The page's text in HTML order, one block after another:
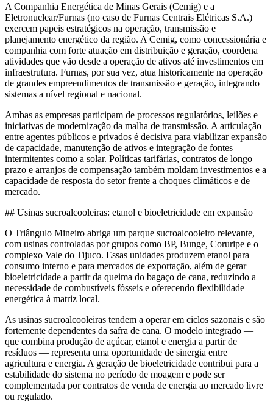
A Companhia Energética de Minas Gerais (Cemig) e a
Eletronuclear/Furnas (no caso de Furnas Centrais Elétricas S.A.)
exercem papeis estratégicos na operação, transmissão e
planejamento energético da região. A Cemig, como concessionária e
companhia com forte atuação em distribuição e geração, coordena
atividades que vão desde a operação de ativos até investimentos em
infraestrutura. Furnas, por sua vez, atua historicamente na operação
de grandes empreendimentos de transmissão e geração, integrando
sistemas a nível regional e nacional.
Ambas as empresas participam de processos regulatórios, leilões e
iniciativas de modernização da malha de transmissão. A articulação
entre agentes públicos e privados é decisiva para viabilizar expansão
de capacidade, manutenção de ativos e integração de fontes
intermitentes como a solar. Políticas tarifárias, contratos de longo
prazo e arranjos de compensação também moldam investimentos e a
capacidade de resposta do setor frente a choques climáticos e de
mercado.
## Usinas sucroalcooleiras: etanol e bioeletricidade em expansão
O Triângulo Mineiro abriga um parque sucroalcooleiro relevante,
com usinas controladas por grupos como BP, Bunge, Coruripe e o
complexo Vale do Tijuco. Essas unidades produzem etanol para
consumo interno e para mercados de exportação, além de gerar
bioeletricidade a partir da queima do bagaço de cana, reduzindo a
necessidade de combustíveis fósseis e oferecendo flexibilidade
energética à matriz local.
As usinas sucroalcooleiras tendem a operar em ciclos sazonais e são
fortemente dependentes da safra de cana. O modelo integrado —
que combina produção de açúcar, etanol e energia a partir de
resíduos — representa uma oportunidade de sinergia entre
agricultura e energia. A geração de bioeletricidade contribui para a
estabilidade do sistema no período de moagem e pode ser
complementada por contratos de venda de energia ao mercado livre
ou regulado.